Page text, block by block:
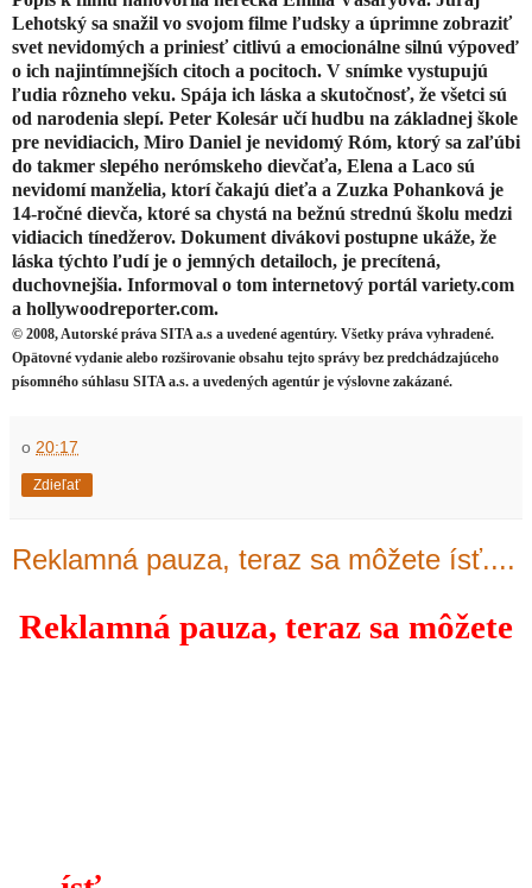
Lehotský sa snažil vo svojom filme ľudsky a úprimne zobraziť
svet nevidomých a priniesť citlivú a emocionálne silnú výpoveď
o ich najintímnejších citoch a pocitoch. V snímke vystupujú
ľudia rôzneho veku. Spája ich láska a skutočnosť, že všetci sú
od narodenia slepí. Peter Kolesár učí hudbu na základnej škole
pre nevidiacich, Miro Daniel je nevidomý Róm, ktorý sa zaľúbi
do takmer slepého nerómskeho dievčaťa, Elena a Laco sú
nevidomí manželia, ktorí čakajú dieťa a Zuzka Pohanková je
14-ročné dievča, ktoré sa chystá na bežnú strednú školu medzi
vidiacich tínedžerov. Dokument divákovi postupne ukáže, že
láska týchto ľudí je o jemných detailoch, je precítená,
duchovnejšia. Informoval o tom internetový portál variety.com
a hollywoodreporter.com.
© 2008, Autorské práva SITA a.s a uvedené agentúry. Všetky práva vyhradené.
Opätovné vydanie alebo rozširovanie obsahu tejto správy bez predchádzajúceho
písomného súhlasu SITA a.s. a uvedených agentúr je výslovne zakázané.
o 20:17
Zdieľať
Reklamná pauza, teraz sa môžete ísť....
Reklamná pauza, teraz sa môžete